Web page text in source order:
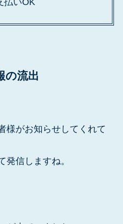
払いOK
の流出
様がお知らせしてくれて
発信しますね。